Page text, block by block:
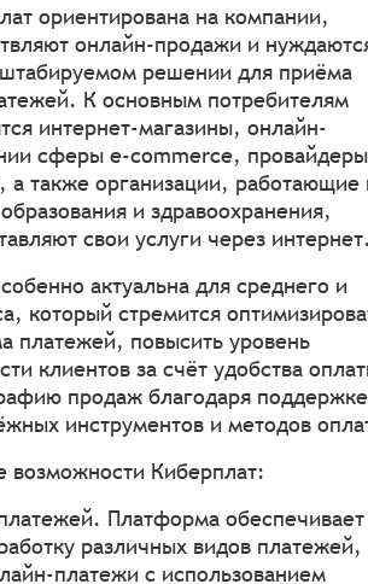
ориентирована на компании,
онлайн-продажи и
решении для приёма
К основным потребителям
интернет-магазины, онлайн-
сферы e-commerce, провайдеры
а также организации, работающие
и здравоохранения,
свои услуги через
актуальна для среднего и
который стремится
платежей, повысить уровень
клиентов за счёт удобства
продаж благодаря поддержке
инструментов и методов
возможности Киберплат:
Платформа обеспечивает
различных видов платежей,
платежи с использованием